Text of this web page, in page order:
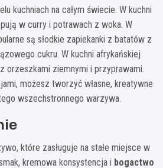
kuchniach na całym świecie. W kuchni
w curry i potrawach z woka. W
są słodkie zapiekanki z batatów z
cukru. W kuchni afrykańskiej
orzeszkami ziemnymi i przyprawami.
możesz tworzyć własne, kreatywne
wszechstronnego warzywa.
które zasługuje na stałe miejsce w
kremowa konsystencja i bogactwo